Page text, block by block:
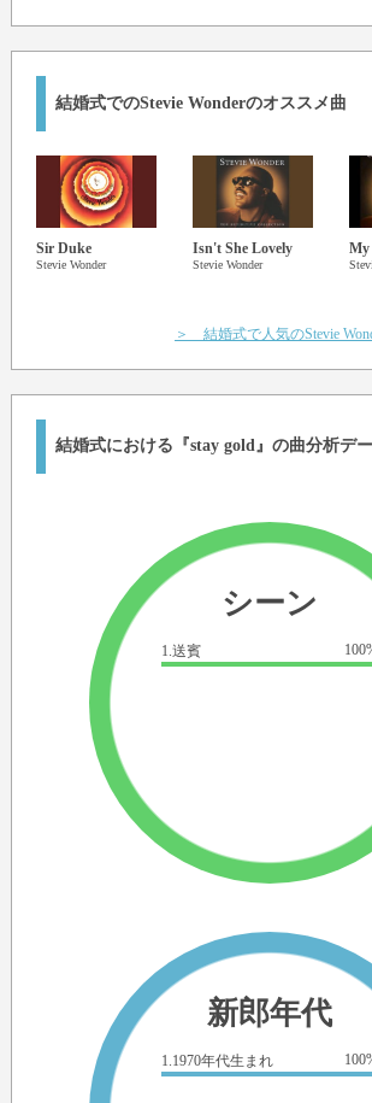
結婚式でのStevie Wonderのオススメ曲
Sir Duke
Stevie Wonder
Isn't She Lovely
Stevie Wonder
My
＞ 結婚式で人気のStevie
結婚式における『stay gold』の曲分析デ
シーン
1.送賓
新郎年代
1.1970年代生まれ